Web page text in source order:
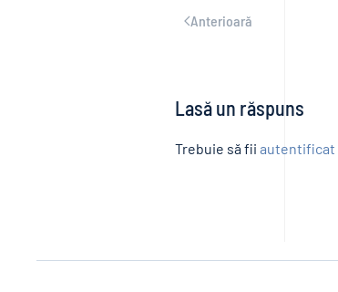
Anterioară
Lasă un răspuns
Trebuie să fii autentificat